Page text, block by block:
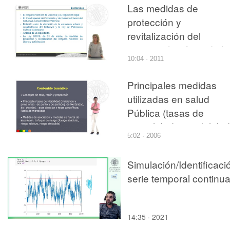
Las medidas de
protección y
revitalización del
conjunto histórico de la
ciudad de Valencia
10:04 · 2011
Principales medidas
utilizadas en salud
Pública (tasas de
mortalidad y
Riesgo absoluto,
5:02 · 2006
Simulación/
serie temporal continua
14:35 · 2021